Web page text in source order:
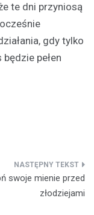
te dni przyniosą
gdy tylko
pełen
swoje mienie przed
złodziejami